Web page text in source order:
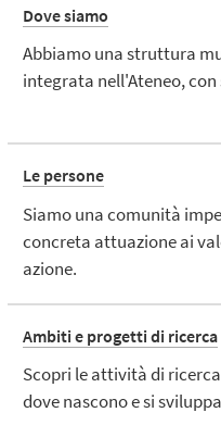
Dove siamo
Abbiamo una struttura
integrata nell'Ateneo, con
Le persone
Siamo una comunità
concreta attuazione ai
azione.
Ambiti e progetti di ricerca
Scopri le attività di
dove nascono e si